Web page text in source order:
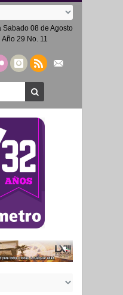
Sabado 08 de Agosto
29 No. 11